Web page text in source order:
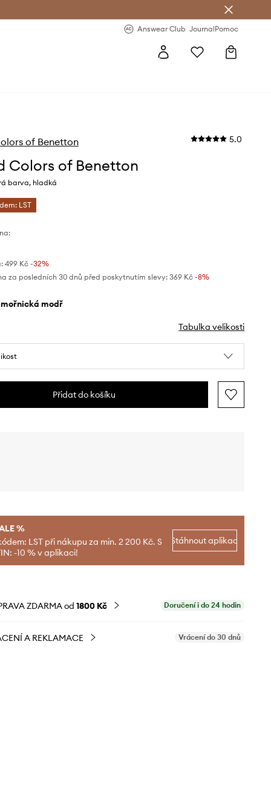
Answear Club JournalPomoc
of Benetton 5.0
Colors of Benetton
barva, hladká
LST
499 Kč-32%
za posledních 30 dnů před poskytnutím slevy: 369 Kč -8%
modř
Tabulka velikosti
Přidat do košíku
%
LST při nákupu za min. 2 200 Kč. S
-10 % v aplikaci!
Stáhnout aplikaci
ZDARMA od 1800 Kč Doručení i do 24 hodin
A REKLAMACE Vrácení do 30 dnů